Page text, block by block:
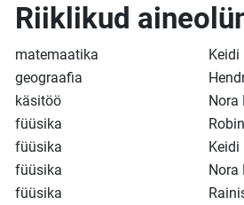
Riiklikud
matemaatika Keidi
geograafia
käsitöö
Nora
füüsika
füüsika
Keidi
füüsika
Nora
füüsika